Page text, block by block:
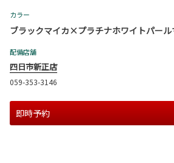
カラー
ブラックマイカ×プラチナホワイトパール
配備店舗
四日市新正店
059-353-3146
即時予約